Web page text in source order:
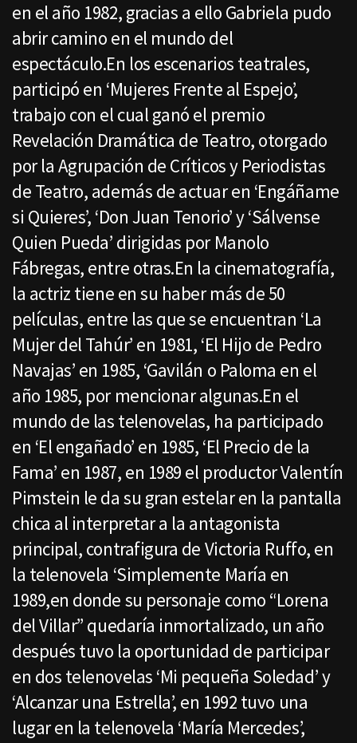
en el año 1982, gracias a ello Gabriela pudo
abrir camino en el mundo del
espectáculo.En los escenarios teatrales,
participó en ‘Mujeres Frente al Espejo’,
trabajo con el cual ganó el premio
Revelación Dramática de Teatro, otorgado
por la Agrupación de Críticos y Periodistas
de Teatro, además de actuar en ‘Engáñame
si Quieres’, ‘Don Juan Tenorio’ y ‘Sálvense
Quien Pueda’ dirigidas por Manolo
Fábregas, entre otras.En la cinematografía,
la actriz tiene en su haber más de 50
películas, entre las que se encuentran ‘La
Mujer del Tahúr’ en 1981, ‘El Hijo de Pedro
Navajas’ en 1985, ‘Gavilán o Paloma en el
año 1985, por mencionar algunas.En el
mundo de las telenovelas, ha participado
en ‘El engañado’ en 1985, ‘El Precio de la
Fama’ en 1987, en 1989 el productor Valentín
Pimstein le da su gran estelar en la pantalla
chica al interpretar a la antagonista
principal, contrafigura de Victoria Ruffo, en
la telenovela ‘Simplemente María en
1989,en donde su personaje como “Lorena
del Villar” quedaría inmortalizado, un año
después tuvo la oportunidad de participar
en dos telenovelas ‘Mi pequeña Soledad’ y
‘Alcanzar una Estrella’, en 1992 tuvo una
lugar en la telenovela ‘María Mercedes’,